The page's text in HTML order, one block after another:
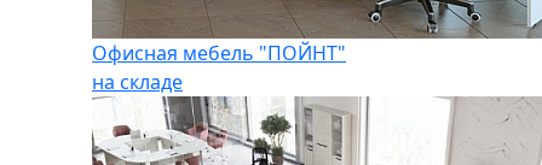
Офисная мебель "ПОЙНТ"
на складе